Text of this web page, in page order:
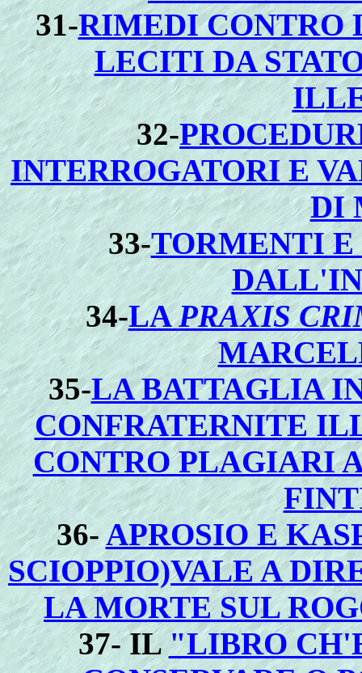
31-RIMEDI CONTRO
LECITI DA
32-
INTERROGATORI E
DI
33-TORMENTI
34-LAPRAXIS
35-LA BATTAGLIA
CONFRATERNITE
CONTRO PLAGIARI
36-APROSIO E
SCIOPPIO)VALE A
LA MORTE SUL
37- IL"LIBRO